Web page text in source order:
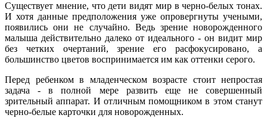
Существует мнение, что дети видят мир в черно-белых тонах.
И хотя данные предположения уже опровергнуты учеными,
появились они не случайно. Ведь зрение новорожденного
малыша действительно далеко от идеального - он видит мир
без четких очертаний, зрение его расфокусировано, а
большинство цветов воспринимается им как оттенки серого.
Перед ребенком в младенческом возрасте стоит непростая
задача - в полной мере развить еще не совершенный
зрительный аппарат. И отличным помощником в этом станут
черно-белые карточки для новорожденных.